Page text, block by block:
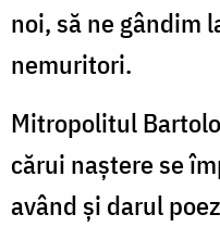
noi, să ne gândim
nemuritori.
Mitropolitul
cărui naștere se
având și darul